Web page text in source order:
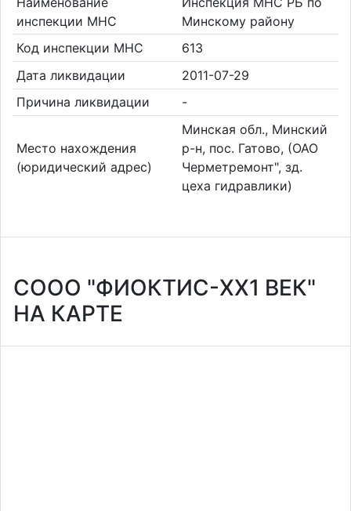
инспекции МНС
Минскому району
Код инспекции МНС
613
Дата ликвидации
2011-07-29
Причина ликвидации
-
Место нахождения
(юридический адрес)
Минская обл., Минский
р-н, пос. Гатово, (ОАО
Черметремонт", зд.
цеха гидравлики)
СООО "ФИОКТИС-XX1 ВЕК"
НА КАРТЕ